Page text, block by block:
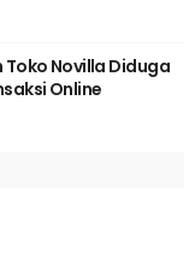
Novilla Diduga
Online